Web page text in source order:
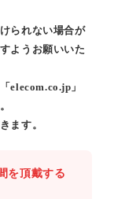
られない場合が
ようお願いいた
elecom.co.jp」
ます。
を頂戴する